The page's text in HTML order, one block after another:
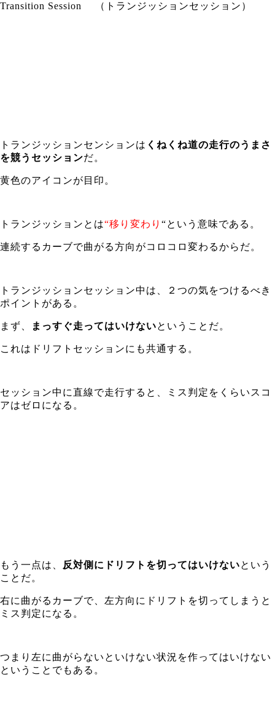
Transition Session （トランジッションセッション）
トランジッションセンションは くねくね道の走行のうまさ
を競うセッションだ。
黄色のアイコンが目印。
トランジッションとは“移り変わり “という意味である。
連続するカーブで曲がる方向がコロコロ変わるからだ。
トランジッションセッション中は、２つの気をつけるべき
ポイントがある。
まず、 まっすぐ走ってはいけないということだ。
これはドリフトセッションにも共通する。
セッション中に直線で走行すると、ミス判定をくらいスコ
アはゼロになる。
もう一点は、 反対側にドリフトを切ってはいけないという
ことだ。
右に曲がるカーブで、左方向にドリフトを切ってしまうと
ミス判定になる。
つまり左に曲がらないといけない状況を作ってはいけない
ということでもある。